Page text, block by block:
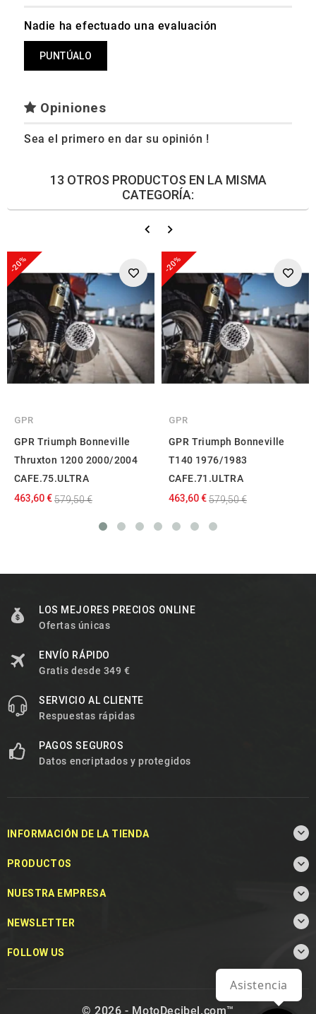
Nadie ha efectuado una evaluación
PUNTÚALO
Opiniones
Sea el primero en dar su opinión !
13 OTROS PRODUCTOS EN LA MISMA
CATEGORÍA:
-20%
GPR
GPR Triumph Bonneville
Thruxton 1200 2000/2004
CAFE.75.ULTRA
463,60 €579,50 €
-20%
GPR
GPR Triumph Bonneville
T140 1976/1983
CAFE.71.ULTRA
463,60 €579,50 €
LOS MEJORES PRECIOS ONLINE
Ofertas únicas
ENVÍO RÁPIDO
Gratis desde 349 €
SERVICIO AL CLIENTE
Respuestas rápidas
PAGOS SEGUROS
Datos encriptados y protegidos
INFORMACIÓN DE LA TIENDA 
PRODUCTOS 
NUESTRA EMPRESA 
NEWSLETTER 
FOLLOW US 
© 2026 - MotoDecibel.com™
Asistencia